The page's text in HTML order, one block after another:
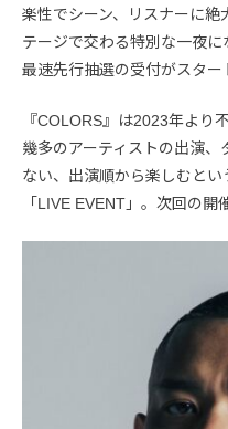
楽性でシーン、リスナーに絶
テージで交わる特別な一夜
最速先行抽選の受付がスター
『COLORS』は2023年より
幾多のアーティストの出演、
ない、出演順から楽しむと
「LIVE EVENT」。次回の開